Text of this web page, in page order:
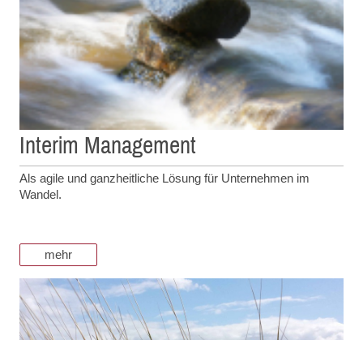
Interim Management
Als agile und ganzheitliche Lösung für Unternehmen im
Wandel.
mehr